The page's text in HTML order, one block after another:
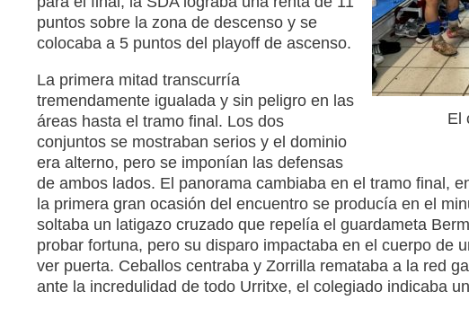
El
puntos sobre la zona de descenso y se
colocaba a 5 puntos del playoff de ascenso.
La primera mitad transcurría
tremendamente igualada y sin peligro en las
áreas hasta el tramo final. Los dos
conjuntos se mostraban serios y el dominio
era alterno, pero se imponían las defensas
de ambos lados. El panorama cambiaba en el tramo final,
la primera gran ocasión del encuentro se producía en el
soltaba un latigazo cruzado que repelía el guardameta
probar fortuna, pero su disparo impactaba en el cuerpo de
ver puerta. Ceballos centraba y Zorrilla remataba a la red
ante la incredulidad de todo Urritxe, el colegiado indicaba